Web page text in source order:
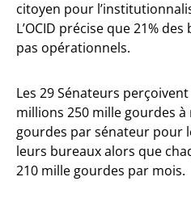
citoyen pour
L’OCID précise que 21%
pas opérationnels.
Les 29 Sénateurs
millions 250 mille gourdes
gourdes par sénateur pour
leurs bureaux alors que
210 mille gourdes par mois.